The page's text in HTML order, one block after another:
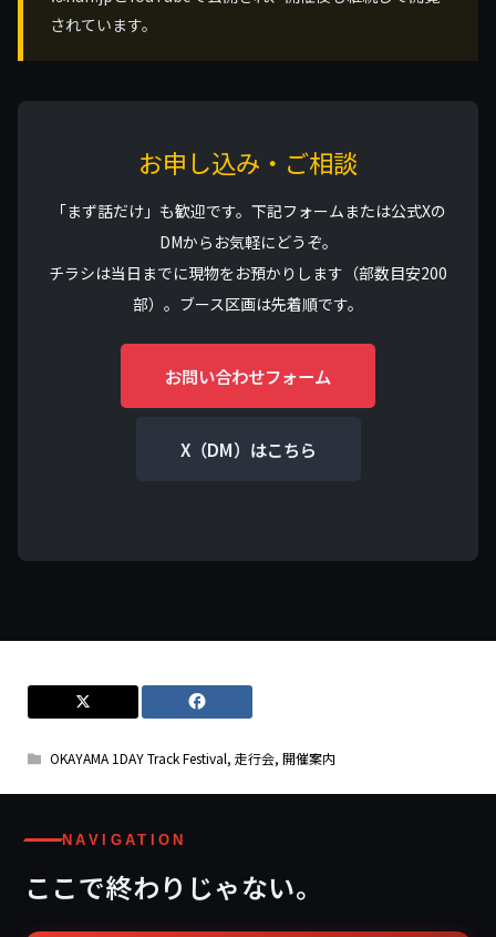
されています。
お申し込み・ご相談
「まず話だけ」も歓迎です。下記フォームまたは公式Xの
DMからお気軽にどうぞ。
チラシは当日までに現物をお預かりします（部数目安200
部）。ブース区画は先着順です。
お問い合わせフォーム
X（DM）はこちら
OKAYAMA 1DAY Track Festival, 走行会, 開催案内
NAVIGATION
ここで終わりじゃない。